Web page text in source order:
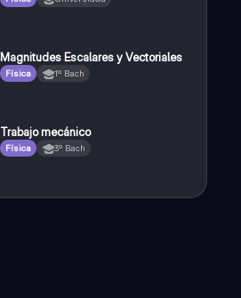
Magnitudes Escalares y Vectoriales
Física 1º Bach
Trabajo mecánico
Física 3º Bach